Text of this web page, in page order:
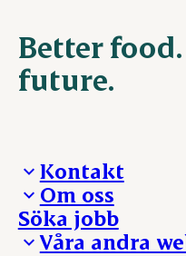
Better
future.
Kontakt
Presskontakt – För dig
Reklamation
Visselblåsning
Om oss
Vi tar ledningen
Våra ställen
Söka jobb
Våra andra